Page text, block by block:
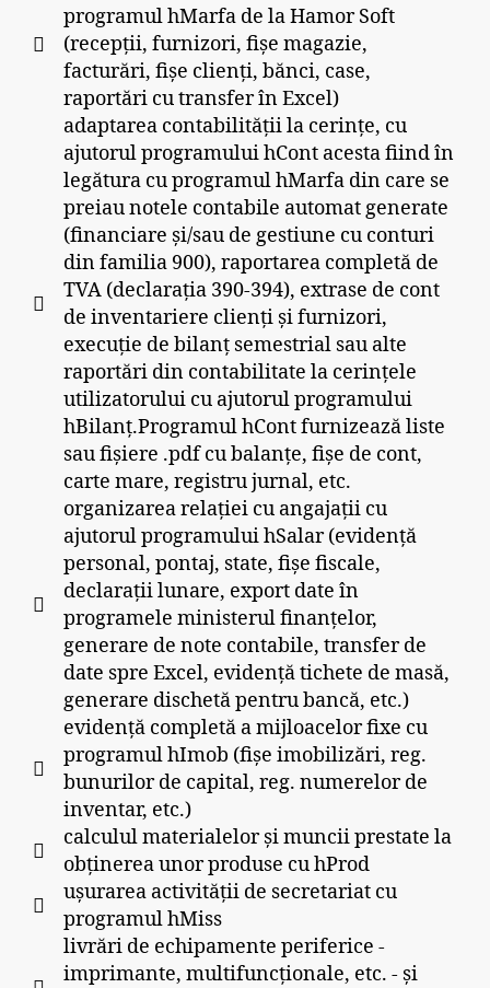
programul hMarfa de la Hamor Soft
(recepții, furnizori, fișe magazie,
facturări, fișe clienți, bănci, case,
raportări cu transfer în Excel)
adaptarea contabilității la cerințe, cu
ajutorul programului hCont acesta fiind în
legătura cu programul hMarfa din care se
preiau notele contabile automat generate
(financiare și/sau de gestiune cu conturi
din familia 900), raportarea completă de
TVA (declarația 390-394), extrase de cont
de inventariere clienți și furnizori,
execuție de bilanț semestrial sau alte
raportări din contabilitate la cerințele
utilizatorului cu ajutorul programului
hBilanț.Programul hCont furnizează liste
sau fișiere .pdf cu balanțe, fișe de cont,
carte mare, registru jurnal, etc.
organizarea relației cu angajații cu
ajutorul programului hSalar (evidență
personal, pontaj, state, fișe fiscale,
declarații lunare, export date în
programele ministerul finanțelor,
generare de note contabile, transfer de
date spre Excel, evidență tichete de masă,
generare dischetă pentru bancă, etc.)
evidență completă a mijloacelor fixe cu
programul hImob (fișe imobilizări, reg.
bunurilor de capital, reg. numerelor de
inventar, etc.)
calculul materialelor și muncii prestate la
obținerea unor produse cu hProd
ușurarea activității de secretariat cu
programul hMiss
livrări de echipamente periferice -
imprimante, multifuncționale, etc. - și